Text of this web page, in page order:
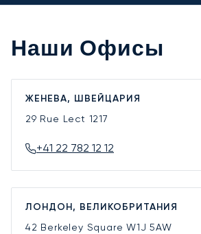
Наши Офисы
ЖЕНЕВА, ШВЕЙЦАРИЯ
29 Rue Lect 1217
+41 22 782 12 12
ЛОНДОН, ВЕЛИКОБРИТАНИЯ
42 Berkeley SquareW1J 5AW